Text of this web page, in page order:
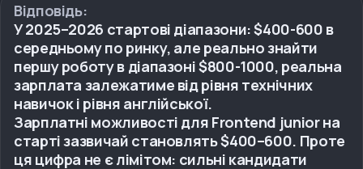
Відповідь:
У 2025–2026 стартові діапазони: $400-600 в
середньому по ринку, але реально знайти
першу роботу в діапазоні $800-1000, реальна
зарплата залежатиме від рівня технічних
навичок і рівня англійської.
Зарплатні можливості для Frontend junior на
старті зазвичай становлять $400–600. Проте
ця цифра не є лімітом: сильні кандидати